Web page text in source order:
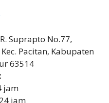
Suprapto No.77,
Pacitan, Kabupaten
63514
jam
jam